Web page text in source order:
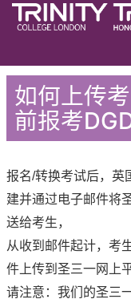
如何上传
前报考
报名/转换考试后，英
建并通过电子邮件将
送给考生，
从收到邮件起计，考
件上传到圣三一网上
请注意：我们的圣三